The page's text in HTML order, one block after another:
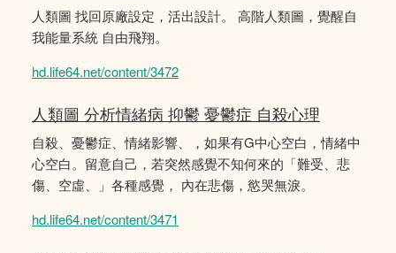
人類圖 找回原廠設定，活出設計。 高階人類圖，覺醒自
我能量系統 自由飛翔。
hd.life64.net/content/3472
人類圖 分析情緒病 抑鬱 憂鬱症 自殺心理
自殺、憂鬱症、情緒影響、，如果有G中心空白，情緒中
心空白。留意自己，若突然感覺不知何來的「難受、悲
傷、空虛、」各種感覺， 內在悲傷，慾哭無淚。
hd.life64.net/content/3471